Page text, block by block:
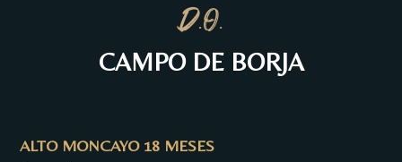
D.O.
CAMPO DE BORJA
ALTO MONCAYO 18 MESES